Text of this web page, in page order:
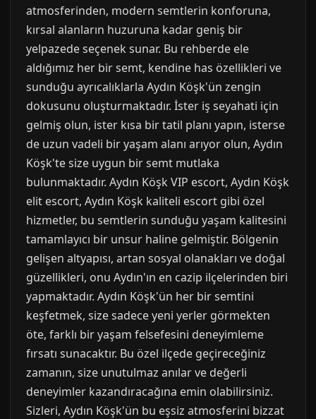
atmosferinden, modern semtlerin konforuna,
kırsal alanların huzuruna kadar geniş bir
yelpazede seçenek sunar. Bu rehberde ele
aldığımız her bir semt, kendine has özellikleri ve
sunduğu ayrıcalıklarla Aydın Köşk'ün zengin
dokusunu oluşturmaktadır. İster iş seyahati için
gelmiş olun, ister kısa bir tatil planı yapın, isterse
de uzun vadeli bir yaşam alanı arıyor olun, Aydın
Köşk'te size uygun bir semt mutlaka
bulunmaktadır. Aydın Köşk VIP escort, Aydın Köşk
elit escort, Aydın Köşk kaliteli escort gibi özel
hizmetler, bu semtlerin sunduğu yaşam kalitesini
tamamlayıcı bir unsur haline gelmiştir. Bölgenin
gelişen altyapısı, artan sosyal olanakları ve doğal
güzellikleri, onu Aydın'ın en cazip ilçelerinden biri
yapmaktadır. Aydın Köşk'ün her bir semtini
keşfetmek, size sadece yeni yerler görmekten
öte, farklı bir yaşam felsefesini deneyimleme
fırsatı sunacaktır. Bu özel ilçede geçireceğiniz
zamanın, size unutulmaz anılar ve değerli
deneyimler kazandıracağına emin olabilirsiniz.
Sizleri, Aydın Köşk'ün bu eşsiz atmosferini bizzat